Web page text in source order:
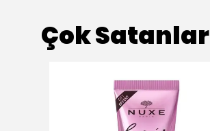
Çok Satanlar